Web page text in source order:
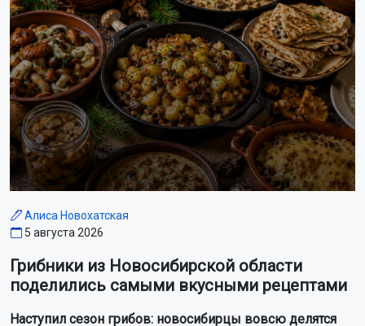
Алиса Новохатская
5 августа 2026
Грибники из Новосибирской области
поделились самыми вкусными рецептами
Наступил сезон грибов: новосибирцы вовсю делятся